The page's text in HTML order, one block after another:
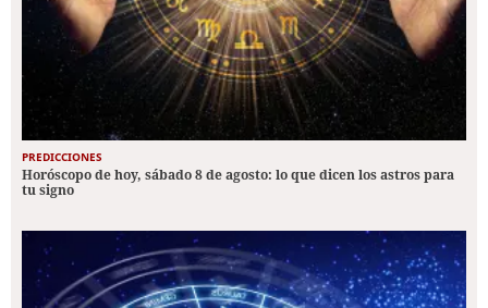
PREDICCIONES
Horóscopo de hoy, sábado 8 de agosto: lo que dicen los astros para
tu signo